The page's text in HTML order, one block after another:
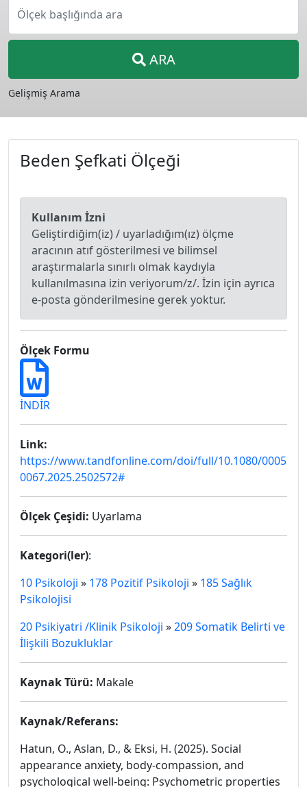
Ölçek başlığında ara
ARA
Gelişmiş Arama
Beden Şefkati Ölçeği
Kullanım İzni
Geliştirdiğim(iz) / uyarladığım(ız) ölçme
aracının atıf gösterilmesi ve bilimsel
araştırmalarla sınırlı olmak kaydıyla
kullanılmasına izin veriyorum/z/. İzin için ayrıca
e-posta gönderilmesine gerek yoktur.
Ölçek Formu
İNDİR
Link:
https://www.tandfonline.com/doi/full/10.1080/0005
0067.2025.2502572#
Ölçek Çeşidi: Uyarlama
Kategori(ler):
10 Psikoloji » 178 Pozitif Psikoloji » 185 Sağlık
Psikolojisi
20 Psikiyatri /Klinik Psikoloji »209 Somatik Belirti ve
İlişkili Bozukluklar
Kaynak Türü: Makale
Kaynak/Referans:
Hatun, O., Aslan, D., & Eksi, H. (2025). Social
appearance anxiety, body-compassion, and
psychological well-being: Psychometric properties